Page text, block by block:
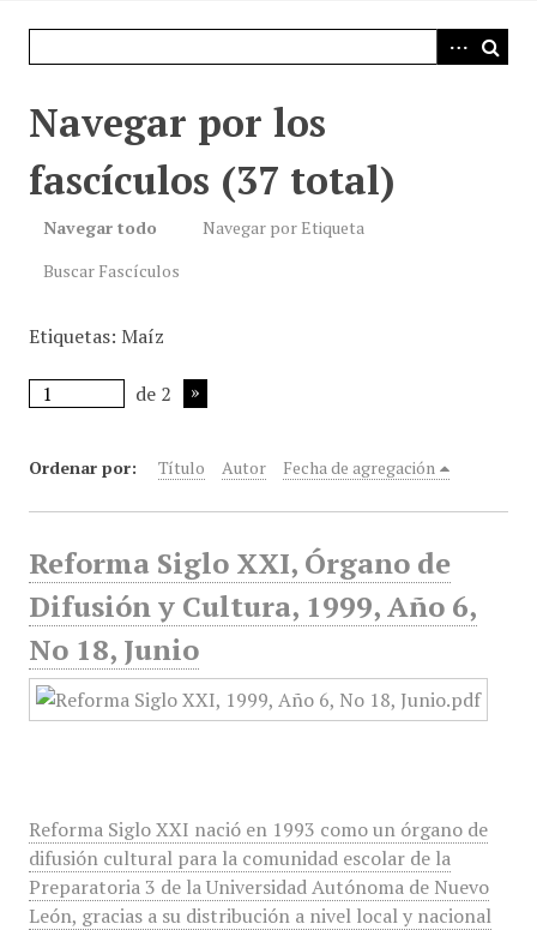
Navegar por los
fascículos (37 total)
Navegar todo
Navegar por Etiqueta
Buscar Fascículos
Etiquetas: Maíz
de 2
Ordenar por: Título Autor Fecha de agregación
Reforma Siglo XXI, Órgano de
Difusión y Cultura, 1999, Año 6,
No 18, Junio
Reforma Siglo XXI nació en 1993 como un órgano de
difusión cultural para la comunidad escolar de la
Preparatoria 3 de la Universidad Autónoma de Nuevo
León, gracias a su distribución a nivel local y nacional